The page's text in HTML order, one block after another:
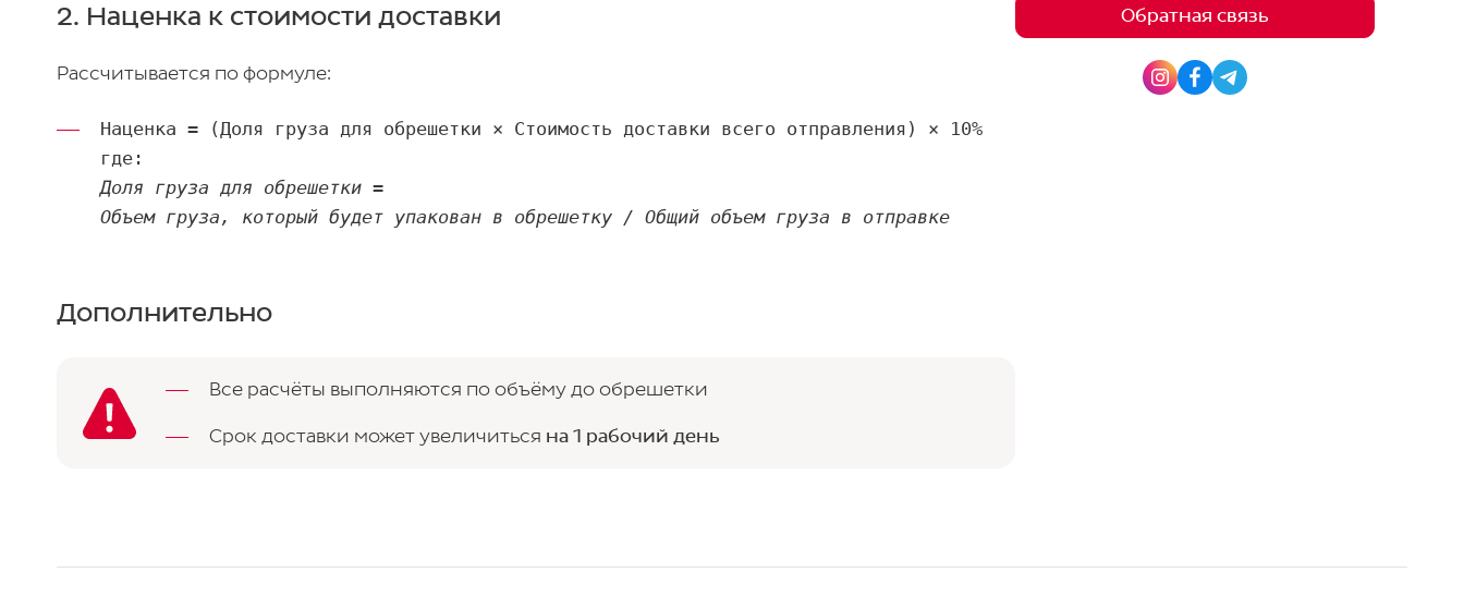
2. Наценка к стоимости доставки
Рассчитывается по формуле:
Наценка = (Доля груза для обрешетки × Стоимость доставки всего отправления) × 10%
Доля груза для обрешетки =
Объем груза, который будет упакован в обрешетку / Общий объем груза в отправке
Дополнительно
Все расчёты выполняются по объёму до обрешетки
Срок доставки может увеличиться на 1 рабочий день
Обратная связь